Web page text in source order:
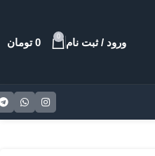
ورود / ثبت نام 0
0 تومان